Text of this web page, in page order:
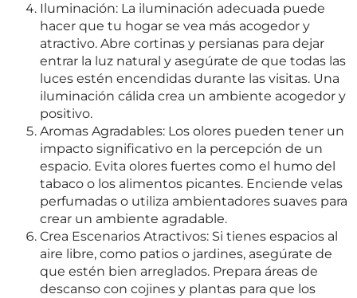
Iluminación: La iluminación adecuada puede
hacer que tu hogar se vea más acogedor y
atractivo. Abre cortinas y persianas para dejar
entrar la luz natural y asegúrate de que todas las
luces estén encendidas durante las visitas. Una
iluminación cálida crea un ambiente acogedor y
positivo.
Aromas Agradables: Los olores pueden tener un
impacto significativo en la percepción de un
espacio. Evita olores fuertes como el humo del
tabaco o los alimentos picantes. Enciende velas
perfumadas o utiliza ambientadores suaves para
crear un ambiente agradable.
Crea Escenarios Atractivos: Si tienes espacios al
aire libre, como patios o jardines, asegúrate de
que estén bien arreglados. Prepara áreas de
descanso con cojines y plantas para que los